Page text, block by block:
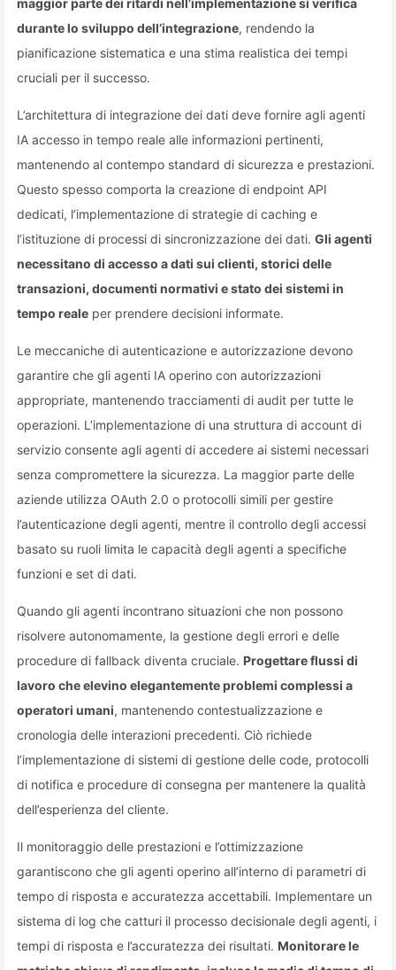
maggior parte dei ritardi nell’implementazione si verifica
durante lo sviluppo dell’integrazione, rendendo la
pianificazione sistematica e una stima realistica dei tempi
cruciali per il successo.
L’architettura di integrazione dei dati deve fornire agli agenti
IA accesso in tempo reale alle informazioni pertinenti,
mantenendo al contempo standard di sicurezza e prestazioni.
Questo spesso comporta la creazione di endpoint API
dedicati, l’implementazione di strategie di caching e
l’istituzione di processi di sincronizzazione dei dati. Gli agenti
necessitano di accesso a dati sui clienti, storici delle
transazioni, documenti normativi e stato dei sistemi in
tempo reale per prendere decisioni informate.
Le meccaniche di autenticazione e autorizzazione devono
garantire che gli agenti IA operino con autorizzazioni
appropriate, mantenendo tracciamenti di audit per tutte le
operazioni. L’implementazione di una struttura di account di
servizio consente agli agenti di accedere ai sistemi necessari
senza compromettere la sicurezza. La maggior parte delle
aziende utilizza OAuth 2.0 o protocolli simili per gestire
l’autenticazione degli agenti, mentre il controllo degli accessi
basato su ruoli limita le capacità degli agenti a specifiche
funzioni e set di dati.
Quando gli agenti incontrano situazioni che non possono
risolvere autonomamente, la gestione degli errori e delle
procedure di fallback diventa cruciale. Progettare flussi di
lavoro che elevino elegantemente problemi complessi a
operatori umani, mantenendo contestualizzazione e
cronologia delle interazioni precedenti. Ciò richiede
l’implementazione di sistemi di gestione delle code, protocolli
di notifica e procedure di consegna per mantenere la qualità
dell’esperienza del cliente.
Il monitoraggio delle prestazioni e l’ottimizzazione
garantiscono che gli agenti operino all’interno di parametri di
tempo di risposta e accuratezza accettabili. Implementare un
sistema di log che catturi il processo decisionale degli agenti, i
tempi di risposta e l’accuratezza dei risultati. Monitorare le